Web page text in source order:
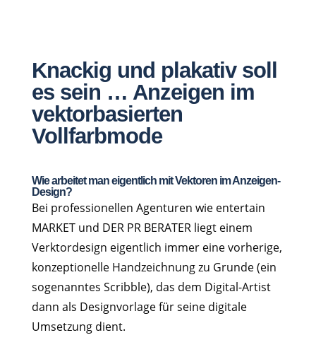
Knackig und plakativ soll
es sein … Anzeigen im
vektorbasierten
Vollfarbmode
Wie arbeitet man eigentlich mit Vektoren im Anzeigen-
Design?
Bei professionellen Agenturen wie entertain
MARKET und DER PR BERATER liegt einem
Verktordesign eigentlich immer eine vorherige,
konzeptionelle Handzeichnung zu Grunde (ein
sogenanntes Scribble), das dem Digital-Artist
dann als Designvorlage für seine digitale
Umsetzung dient.